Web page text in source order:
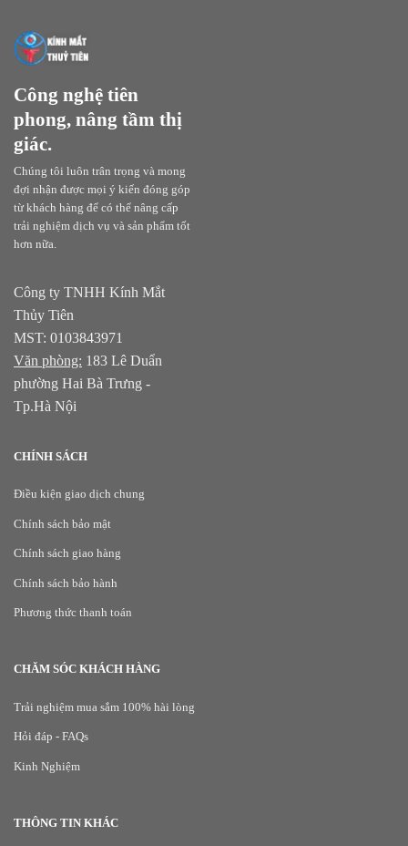
Công nghệ tiên
phong, nâng tầm thị
giác.
Chúng tôi luôn trân trọng và mong
đợi nhận được mọi ý kiến đóng góp
từ khách hàng để có thể nâng cấp
trải nghiệm dịch vụ và sản phẩm tốt
hơn nữa.
Công ty TNHH Kính Mắt
Thủy Tiên
MST: 0103843971
Văn phòng: 183 Lê Duẩn
phường Hai Bà Trưng -
Tp.Hà Nội
CHÍNH SÁCH
Điều kiện giao dịch chung
Chính sách bảo mật
Chính sách giao hàng
Chính sách bảo hành
Phương thức thanh toán
CHĂM SÓC KHÁCH HÀNG
Trải nghiệm mua sắm 100% hài lòng
Hỏi đáp - FAQs
Kinh Nghiệm
THÔNG TIN KHÁC